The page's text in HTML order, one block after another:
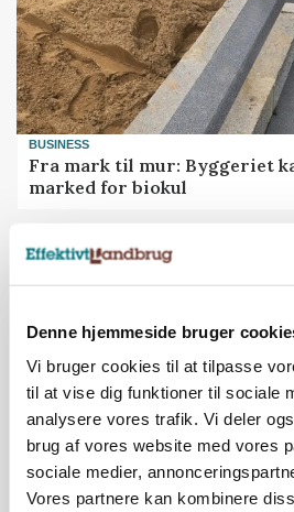
Denne hjemmeside bruger
Vi bruger cookies til at tilpasse
til at vise dig funktioner til sociale
analysere vores trafik. Vi deler
brug af vores website med vores
sociale medier,
Vores partnere kan kombinere
BUSINESS
Fra mark til mur: Byggeriet
marked for biokul
MARKEDSFOKUS